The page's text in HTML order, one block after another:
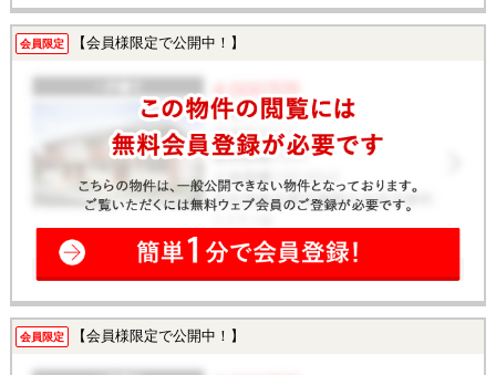
会員限定 【会員様限定で公開中！】
会員限定 【会員様限定で公開中！】